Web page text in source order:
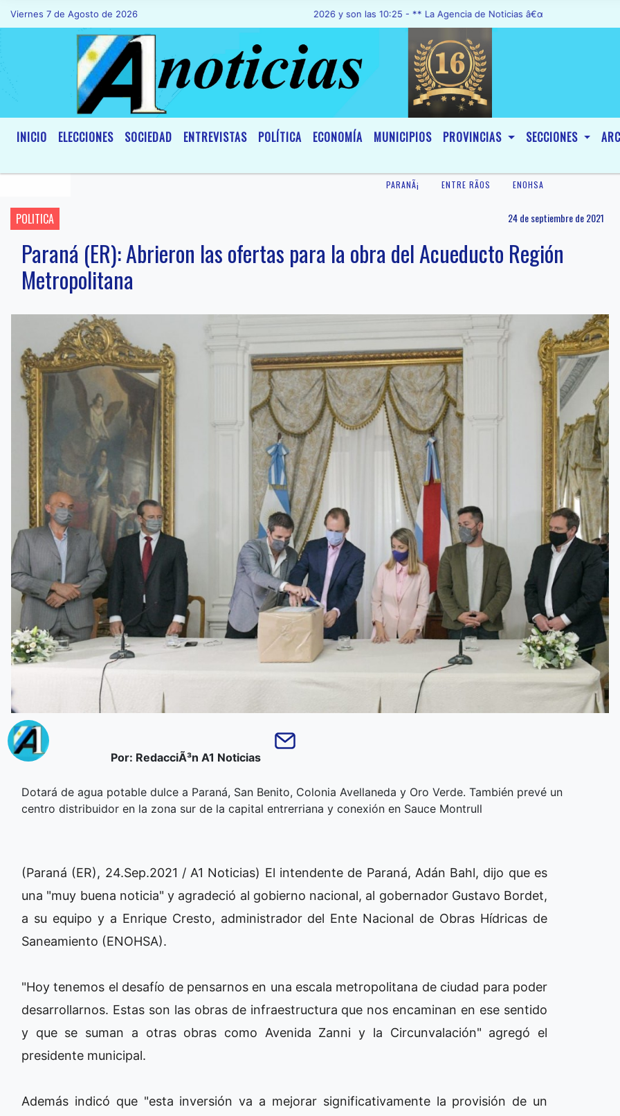
Viernes 7 de Agosto de 2026Hoy es Viernes 7 de Agosto de 2026 y son las 10:25 - ** La Agencia de Noticias â€œA1 Noticiasâ€, fue
INICIO ELECCIONES SOCIEDAD ENTREVISTAS POLÍTICA ECONOMÍA MUNICIPIOS PROVINCIAS SECCIONES
PARANÃ¡ ENTRE RÃ­OS ENOHSA
POLITICA 24 de septiembre de 2021
Paraná (ER): Abrieron las ofertas para la obra del Acueducto Región
Metropolitana
Por: RedacciÃ³n A1 Noticias
Dotará de agua potable dulce a Paraná, San Benito, Colonia Avellaneda y Oro Verde. También prevé un
centro distribuidor en la zona sur de la capital entrerriana y conexión en Sauce Montrull
(Paraná (ER), 24.Sep.2021 / A1 Noticias) El intendente de Paraná, Adán Bahl, dijo que es
una "muy buena noticia" y agradeció al gobierno nacional, al gobernador Gustavo Bordet,
a su equipo y a Enrique Cresto, administrador del Ente Nacional de Obras Hídricas de
Saneamiento (ENOHSA).
"Hoy tenemos el desafío de pensarnos en una escala metropolitana de ciudad para poder
desarrollarnos. Estas son las obras de infraestructura que nos encaminan en ese sentido
y que se suman a otras obras como Avenida Zanni y la Circunvalación" agregó el
presidente municipal.
Además indicó que "esta inversión va a mejorar significativamente la provisión de un